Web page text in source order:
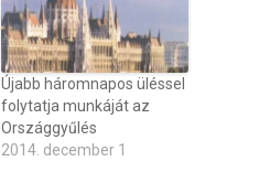
Újabb háromnapos üléssel
folytatja munkáját az
Országgyűlés
2014. december 1